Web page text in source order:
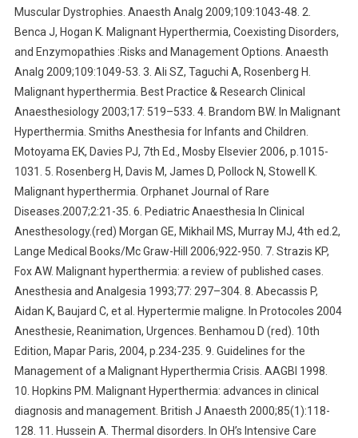
Muscular Dystrophies. Anaesth Analg 2009;109:1043-48. 2.
Benca J, Hogan K. Malignant Hyperthermia, Coexisting Disorders,
and Enzymopathies :Risks and Management Options. Anaesth
Analg 2009;109:1049-53. 3. Ali SZ, Taguchi A, Rosenberg H.
Malignant hyperthermia. Best Practice & Research Clinical
Anaesthesiology 2003;17: 519–533. 4. Brandom BW. In Malignant
Hyperthermia. Smiths Anesthesia for Infants and Children.
Motoyama EK, Davies PJ, 7th Ed., Mosby Elsevier 2006, p.1015-
1031. 5. Rosenberg H, Davis M, James D, Pollock N, Stowell K.
Malignant hyperthermia. Orphanet Journal of Rare
Diseases.2007;2:21-35. 6. Pediatric Anaesthesia In Clinical
Anesthesology.(red) Morgan GE, Mikhail MS, Murray MJ, 4th ed.2,
Lange Medical Books/Mc Graw-Hill 2006;922-950. 7. Strazis KP,
Fox AW. Malignant hyperthermia: a review of published cases.
Anesthesia and Analgesia 1993;77: 297–304. 8. Abecassis P,
Aidan K, Baujard C, et al. Hypertermie maligne. In Protocoles 2004
Anesthesie, Reanimation, Urgences. Benhamou D (red). 10th
Edition, Mapar Paris, 2004, p.234-235. 9. Guidelines for the
Management of a Malignant Hyperthermia Crisis. AAGBI 1998.
10. Hopkins PM. Malignant Hyperthermia: advances in clinical
diagnosis and management. British J Anaesth 2000;85(1):118-
128. 11. Hussein A. Thermal disorders. In OH’s Intensive Care